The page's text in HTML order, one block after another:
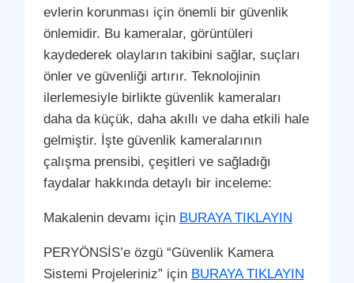
evlerin korunması için önemli bir güvenlik
önlemidir. Bu kameralar, görüntüleri
kaydederek olayların takibini sağlar, suçları
önler ve güvenliği artırır. Teknolojinin
ilerlemesiyle birlikte güvenlik kameraları
daha da küçük, daha akıllı ve daha etkili hale
gelmiştir. İşte güvenlik kameralarının
çalışma prensibi, çeşitleri ve sağladığı
faydalar hakkında detaylı bir inceleme:
Makalenin devamı için BURAYA TIKLAYIN
PERYÖNSİS’e özgü “Güvenlik Kamera
Sistemi Projeleriniz” için BURAYA TIKLAYIN